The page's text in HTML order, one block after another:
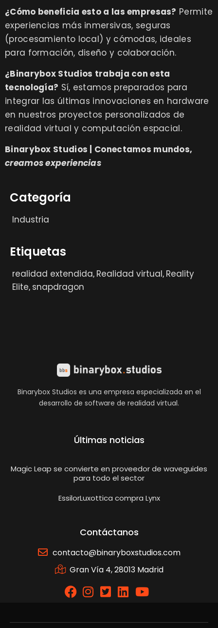
¿Cómo beneficia esto a las empresas? Permite
experiencias más inmersivas, seguras
(procesamiento local) y cómodas, ideales
para formación, diseño y colaboración.
¿Binarybox Studios trabaja con esta
tecnología? Sí, estamos preparados para
integrar las últimas innovaciones en hardware
en nuestros proyectos personalizados de
realidad virtual y computación espacial.
Binarybox Studios | Conectamos mundos,
creamos experiencias
Categoría
Industria
Etiquetas
realidad extendida, Realidad virtual, Reality
Elite, snapdragon
Binarybox Studios es una empresa especializada en el
desarrollo de software de realidad virtual.
Últimas noticias
Magic Leap se convierte en proveedor de waveguides
para todo el sector
EssilorLuxottica compra Lynx
Contáctanos
contacto@binaryboxstudios.com
Gran Vía 4, 28013 Madrid